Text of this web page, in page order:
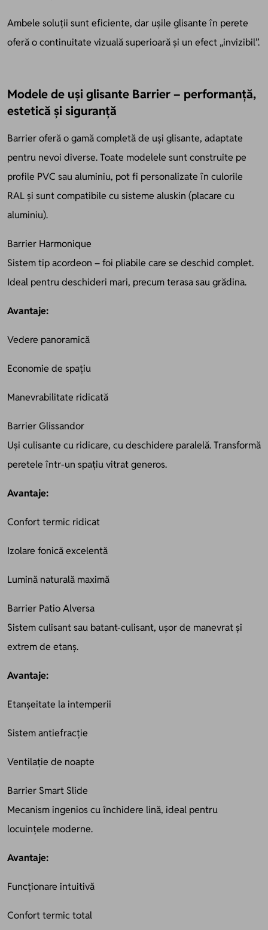
Ambele soluții sunt eficiente, dar ușile glisante în perete
oferă o continuitate vizuală superioară și un efect „invizibil”.
Modele de uși glisante Barrier – performanță,
estetică și siguranță
Barrier oferă o gamă completă de uși glisante, adaptate
pentru nevoi diverse. Toate modelele sunt construite pe
profile PVC sau aluminiu, pot fi personalizate în culorile
RAL și sunt compatibile cu sisteme aluskin (placare cu
aluminiu).
Barrier Harmonique
Sistem tip acordeon – foi pliabile care se deschid complet.
Ideal pentru deschideri mari, precum terasa sau grădina.
Avantaje:
Vedere panoramică
Economie de spațiu
Manevrabilitate ridicată
Barrier Glissandor
Uși culisante cu ridicare, cu deschidere paralelă. Transformă
peretele într-un spațiu vitrat generos.
Avantaje:
Confort termic ridicat
Izolare fonică excelentă
Lumină naturală maximă
Barrier Patio Alversa
Sistem culisant sau batant-culisant, ușor de manevrat și
extrem de etanș.
Avantaje:
Etanșeitate la intemperii
Sistem antiefracție
Ventilație de noapte
Barrier Smart Slide
Mecanism ingenios cu închidere lină, ideal pentru
locuințele moderne.
Avantaje:
Funcționare intuitivă
Confort termic total